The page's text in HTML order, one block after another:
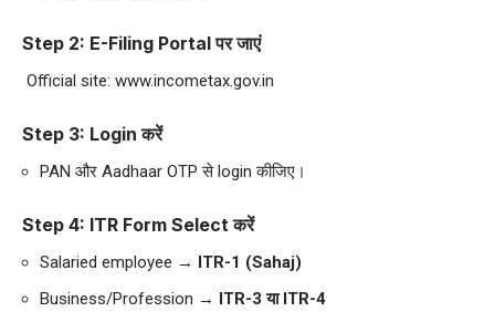
Step 2: E-Filing Portal पर जाएं
Official site: www.incometax.gov.in
Step 3: Login करें
PAN और Aadhaar OTP से login कीजिए।
Step 4: ITR Form Select करें
Salaried employee →
ITR-1 (Sahaj)
Business/Profession →
ITR-3 या ITR-4